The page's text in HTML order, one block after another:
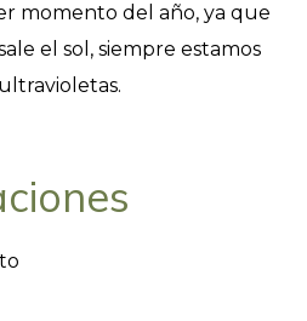
momento del año, ya que
el sol, siempre estamos